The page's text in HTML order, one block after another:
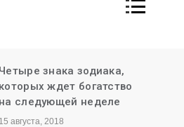
Четыре знака зодиака,
которых ждет богатство
на следующей неделе
15 августа, 2018